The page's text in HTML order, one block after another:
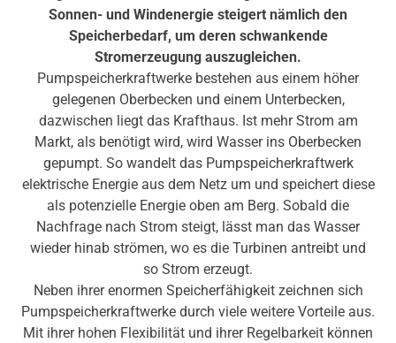
Sonnen- und Windenergie steigert nämlich den
Speicherbedarf, um deren schwankende
Stromerzeugung auszugleichen.
Pumpspeicherkraftwerke bestehen aus einem höher
gelegenen Oberbecken und einem Unterbecken,
dazwischen liegt das Krafthaus. Ist mehr Strom am
Markt, als benötigt wird, wird Wasser ins Oberbecken
gepumpt. So wandelt das Pumpspeicherkraftwerk
elektrische Energie aus dem Netz um und speichert diese
als potenzielle Energie oben am Berg. Sobald die
Nachfrage nach Strom steigt, lässt man das Wasser
wieder hinab strömen, wo es die Turbinen antreibt und
so Strom erzeugt.
Neben ihrer enormen Speicherfähigkeit zeichnen sich
Pumpspeicherkraftwerke durch viele weitere Vorteile aus.
Mit ihrer hohen Flexibilität und ihrer Regelbarkeit können